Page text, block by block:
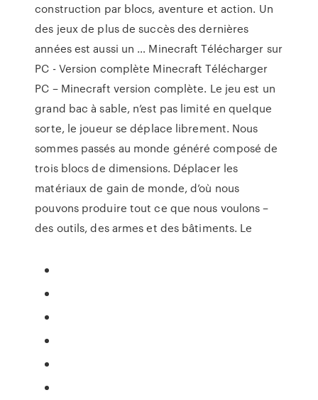
construction par blocs, aventure et action. Un
des jeux de plus de succès des dernières
années est aussi un … Minecraft Télécharger sur
PC - Version complète Minecraft Télécharger
PC – Minecraft version complète. Le jeu est un
grand bac à sable, n’est pas limité en quelque
sorte, le joueur se déplace librement. Nous
sommes passés au monde généré composé de
trois blocs de dimensions. Déplacer les
matériaux de gain de monde, d’où nous
pouvons produire tout ce que nous voulons –
des outils, des armes et des bâtiments. Le